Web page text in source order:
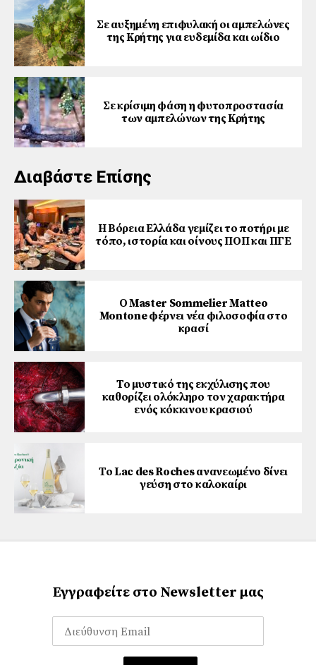
Σε αυξημένη επιφυλακή οι αμπελώνες
της Κρήτης για ευδεμίδα και ωίδιο
Σε κρίσιμη φάση η φυτοπροστασία
των αμπελώνων της Κρήτης
Διαβάστε Επίσης
Η Βόρεια Ελλάδα γεμίζει το ποτήρι με
τόπο, ιστορία και οίνους ΠΟΠ και ΠΓΕ
Ο Master Sommelier Matteo
Montone φέρνει νέα φιλοσοφία στο
κρασί
Το μυστικό της εκχύλισης που
καθορίζει ολόκληρο τον χαρακτήρα
ενός κόκκινου κρασιού
Το Lac des Roches ανανεωμένο δίνει
γεύση στο καλοκαίρι
Εγγραφείτε στο Newsletter μας